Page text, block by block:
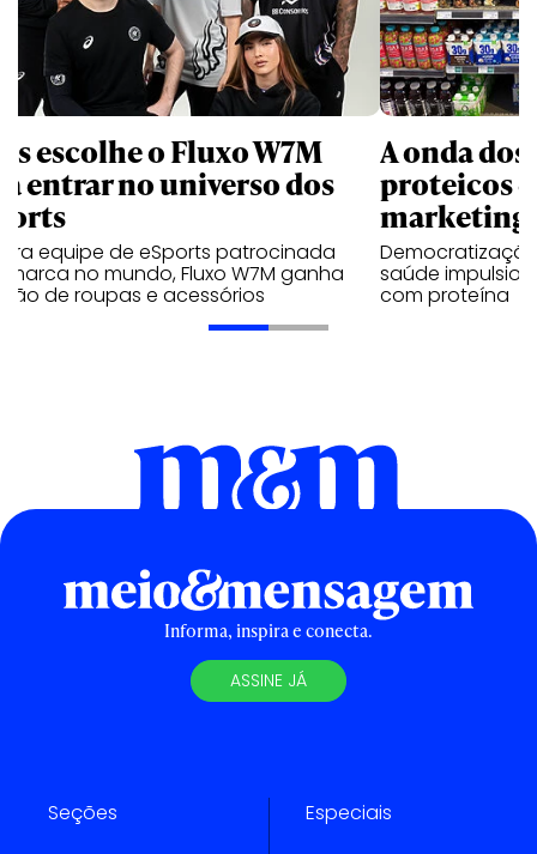
escolhe o Fluxo W7M
entrar no universo dos
equipe de eSports patrocinada
marca no mundo, Fluxo W7M ganha
de roupas e acessórios
A onda
proteicos
marketing
saúde
com proteína
Informa, inspira e conecta.
ASSINE JÁ
Seções Especiais